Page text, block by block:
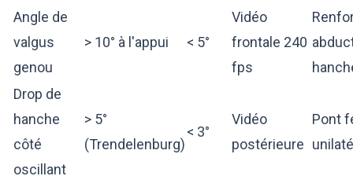
Angle de
valgus
genou
> 10° à l'appui < 5°
Vidéo
frontale 240
fps
Drop de
hanche
côté
oscillant
> 5°
(Trendelenburg)
< 3°
Vidéo
postérieure
Pont